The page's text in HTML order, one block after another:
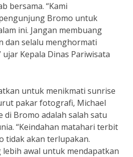
bersama. “Kami
Bromo untuk
ini. Jangan membuang
dan selalu menghormati
Kepala Dinas Pariwisata
untuk menikmati sunrise
pakar fotografi, Michael
di Bromo adalah salah satu
“Keindahan matahari terbit
tidak akan terlupakan.
lebih awal untuk mendapatkan